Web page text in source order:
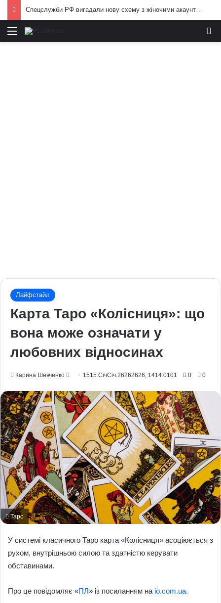
Спецслужби РФ вигадали нову схему з жіночими акаунтами в Україні: як виманюють військових
Меню
Лайфстайл
Карта Таро «Колісниця»: що
вона може означати у
любовних відносинах
Карина Шевченко
Send
email
1515.СічСіч.26262626, 1414:0101 0 0
Таро
У системі класичного Таро карта «Колісниця» асоціюється з
рухом, внутрішньою силою та здатністю керувати
обставинами.
Про це повідомляє «ПЛ» із посиланням на io.com.ua.